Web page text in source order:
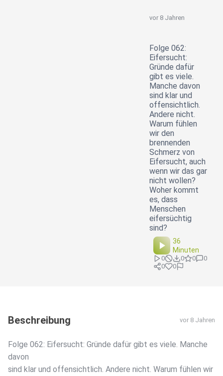
vor 8 Jahren
Folge 062:
Eifersucht:
Gründe dafür
gibt es viele.
Manche davon
sind klar und
offensichtlich.
Andere nicht.
Warum fühlen
wir den
brennenden
Schmerz von
Eifersucht, auch
wenn wir das gar
nicht wollen?
Woher kommt
es, dass
Menschen
eifersüchtig
sind?
36
Minuten
0 0 0
0
0
0
Beschreibung vor 8 Jahren
Folge 062: Eifersucht: Gründe dafür gibt es viele. Manche
davon
sind klar und offensichtlich. Andere nicht. Warum fühlen wir